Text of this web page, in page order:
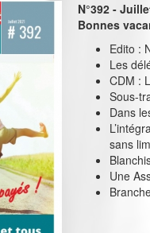
N°392 -
Bonnes
Edito :
Les
CDM :
Sous-
Dans
sans
Une